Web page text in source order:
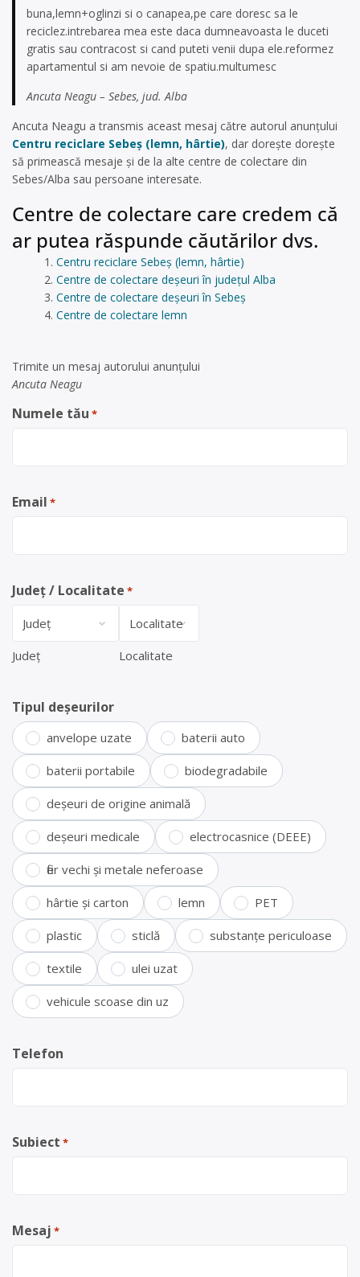
buna,lemn+oglinzi si o canapea,pe care doresc sa le
reciclez.intrebarea mea este daca dumneavoasta le duceti
gratis sau contracost si cand puteti venii dupa ele.reformez
apartamentul si am nevoie de spatiu.multumesc
Ancuta Neagu – Sebes, jud. Alba
Ancuta Neagu a transmis aceast mesaj către autorul anunțului
Centru reciclare Sebeș (lemn, hârtie), dar dorește dorește
să primească mesaje și de la alte centre de colectare din
Sebes/Alba sau persoane interesate.
Centre de colectare care credem că
ar putea răspunde căutărilor dvs.
Centru reciclare Sebeș (lemn, hârtie)
Centre de colectare deșeuri în județul Alba
Centre de colectare deșeuri în Sebeș
Centre de colectare lemn
Trimite un mesaj autorului anunţului
Ancuta Neagu
Numele tău *
Email *
Județ / Localitate *
Județ Localitate
Tipul deșeurilor
anvelope uzate baterii auto
baterii portabile biodegradabile
deșeuri de origine animală
deșeuri medicale electrocasnice (DEEE)
fier vechi și metale neferoase
hârtie și carton lemn PET
plastic sticlă substanțe periculoase
textile ulei uzat
vehicule scoase din uz
Telefon
Subiect *
Mesaj *